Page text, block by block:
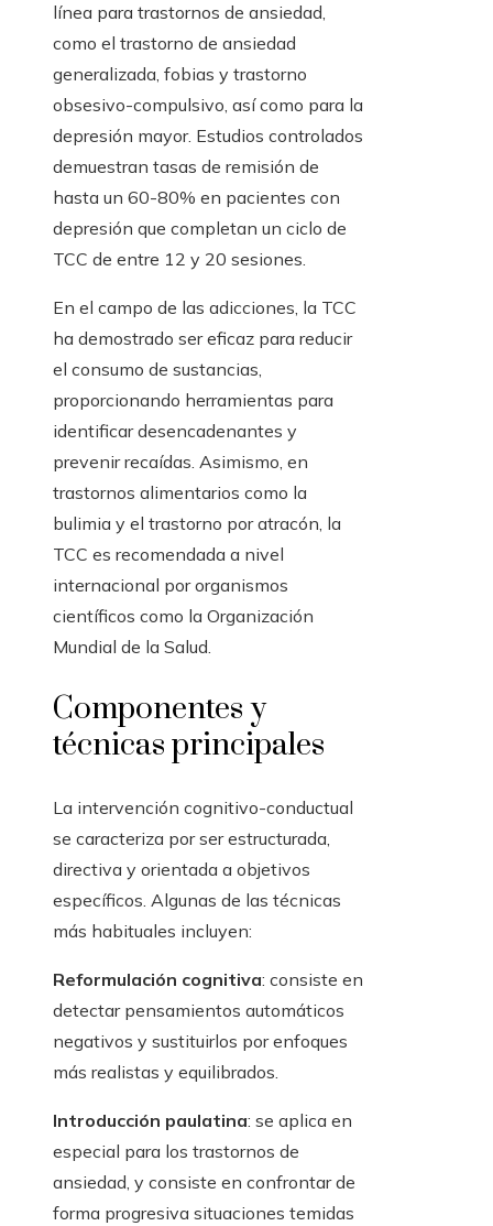
línea para trastornos de ansiedad,
como el trastorno de ansiedad
generalizada, fobias y trastorno
obsesivo-compulsivo, así como para la
depresión mayor. Estudios controlados
demuestran tasas de remisión de
hasta un 60-80% en pacientes con
depresión que completan un ciclo de
TCC de entre 12 y 20 sesiones.
En el campo de las adicciones, la TCC
ha demostrado ser eficaz para reducir
el consumo de sustancias,
proporcionando herramientas para
identificar desencadenantes y
prevenir recaídas. Asimismo, en
trastornos alimentarios como la
bulimia y el trastorno por atracón, la
TCC es recomendada a nivel
internacional por organismos
científicos como la Organización
Mundial de la Salud.
Componentes y
técnicas principales
La intervención cognitivo-conductual
se caracteriza por ser estructurada,
directiva y orientada a objetivos
específicos. Algunas de las técnicas
más habituales incluyen:
Reformulación cognitiva: consiste en
detectar pensamientos automáticos
negativos y sustituirlos por enfoques
más realistas y equilibrados.
Introducción paulatina: se aplica en
especial para los trastornos de
ansiedad, y consiste en confrontar de
forma progresiva situaciones temidas